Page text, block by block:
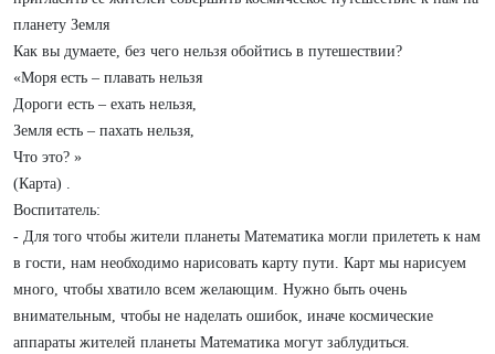
планету Земля
Как вы думаете, без чего нельзя обойтись в путешествии?
«Моря есть – плавать нельзя
Дороги есть – ехать нельзя,
Земля есть – пахать нельзя,
Что это? »
(Карта) .
Воспитатель:
- Для того чтобы жители планеты Математика могли прилететь к нам
в гости, нам необходимо нарисовать карту пути. Карт мы нарисуем
много, чтобы хватило всем желающим. Нужно быть очень
внимательным, чтобы не наделать ошибок, иначе космические
аппараты жителей планеты Математика могут заблудиться.